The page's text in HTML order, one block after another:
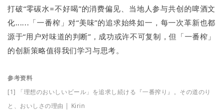
打破“零碳水=不好喝”的消费偏见、当地人参与共创的啤酒文
化......「一番榨」对“美味”的追求始终如一，每一次革新也都
源于“用户对味道的判断”，成功或许不可复制，但「一番榨」
的创新策略值得我们学习与思考。
参考资料
[1] 「理想のおいしいビール」を追求し続ける『一番搾り』。その道のり
と、おいしさの理由 | Kirin